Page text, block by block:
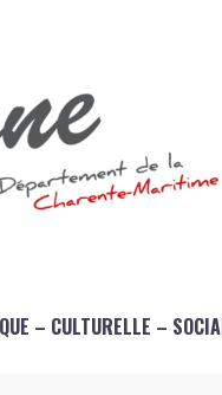
– CULTURELLE –